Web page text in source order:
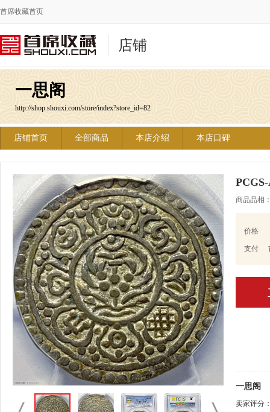
首席收藏首页
店铺
一思阁
http://shop.shouxi.com/store/index?store_id=82
店铺首页 全部商品 本店介绍 本店口碑
商品品相
价格
支付
一思阁
卖家评分